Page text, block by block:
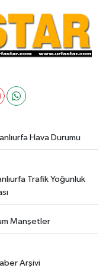
Hava Durumu
Trafik Yoğunluk
Manşetler
Arşivi